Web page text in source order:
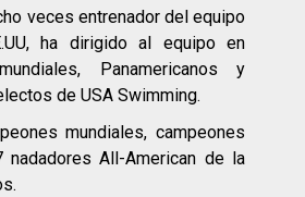
veces entrenador del equipo
, ha dirigido al equipo en
Panamericanos y
de USA Swimming.
mundiales, campeones
nadadores All-American de la